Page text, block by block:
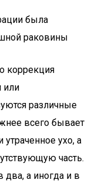
коррекция
или
различные
всего бывает
ухо, а
часть.
два, а иногда и в